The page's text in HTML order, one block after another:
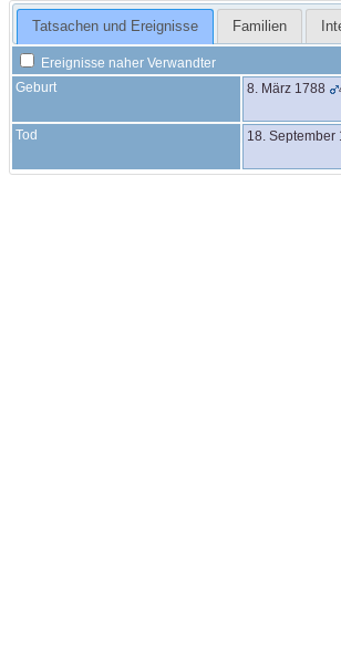
Tatsachen und Ereignisse Familien
Ereignisse naher Verwandter
Geburt
8. März 1788
Tod 18. September